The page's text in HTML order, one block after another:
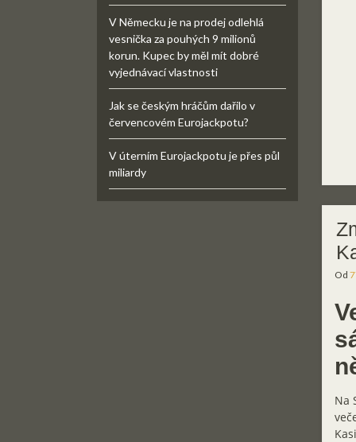
Od
Na
V Německu je na prodej odlehlá
vesnička za pouhých 9 milionů
korun. Kupec by měl mít dobré
vyjednávací vlastnosti
Jak se českým hráčům dařilo v
červencovém Eurojackpotu?
V úterním Eurojackpotu je přes půl
miliardy